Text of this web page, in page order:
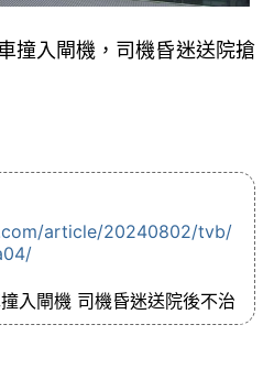
撞入閘機，司機昏迷送院搶
article/20240802/tvb/
入閘機 司機昏迷送院後不治